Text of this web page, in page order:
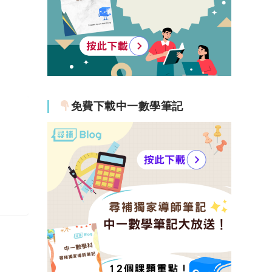
免費下載中一數學筆記